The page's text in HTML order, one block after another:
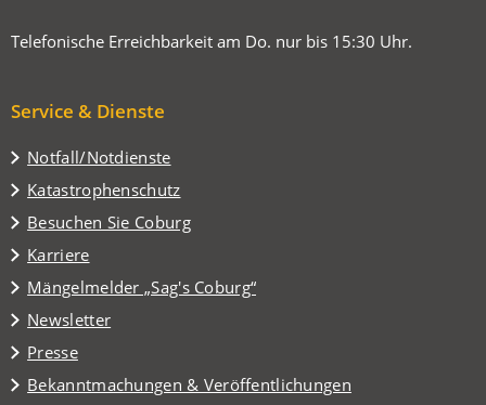
Telefonische Erreichbarkeit am Do. nur bis 15:30 Uhr.
Service & Dienste
Notfall/Notdienste
Katastrophenschutz
Besuchen Sie Coburg
(Öffnet
in
einem
neuen
Tab)
Karriere
Mängelmelder „Sag's Coburg“
(Öffnet
in
einem
neuen
Tab)
Newsletter
Presse
Bekanntmachungen & Veröffentlichungen